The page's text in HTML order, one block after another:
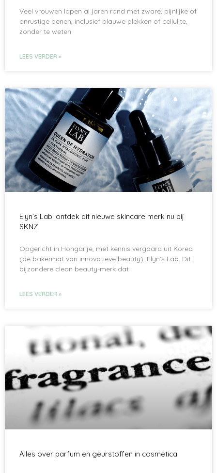
Veel vrouwen lopen al jaren rond met zware, pijnlijke of
onrustige benen, inclusief blauwe plekken of cellulite,
zonder te weten
LEES VERDER »
Elyn’s Lab: ontdek dit nieuwe skincare merk nu bij
SKNZ
Opgericht in Hongarije, met kennis vergaard uit Korea
(dé bakermat van innovatieve beauty): Elyn’s Lab. Dit
bijzondere clean beauty-merk dat
LEES VERDER »
Alles over parfum en geurstoffen in cosmetica